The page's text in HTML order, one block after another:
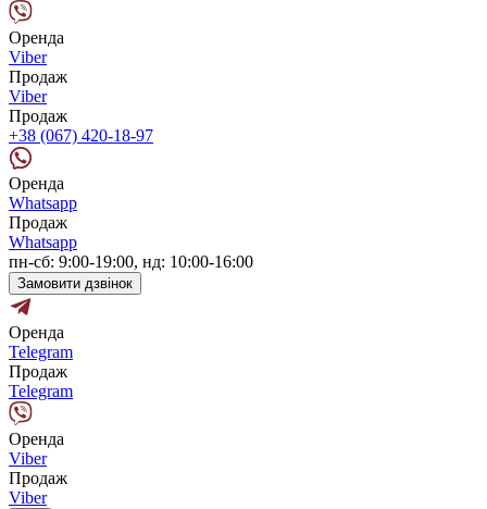
Оренда
Viber
Продаж
Viber
Продаж
+38 (067) 420-18-97
Оренда
Whatsapp
Продаж
Whatsapp
пн-сб: 9:00-19:00, нд: 10:00-16:00
Замовити дзвінок
Оренда
Telegram
Продаж
Telegram
Оренда
Viber
Продаж
Viber